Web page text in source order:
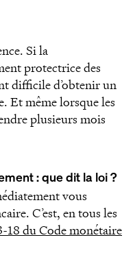
Si la
protectrice des
difficile d’obtenir un
Et même lorsque les
plusieurs mois
: que dit la loi ?
vous
C’est, en tous les
18 du Code monétaire